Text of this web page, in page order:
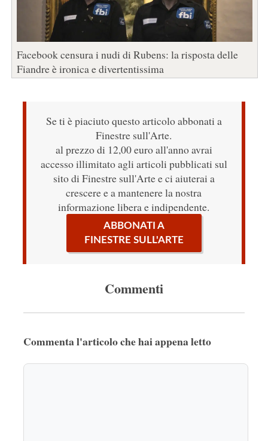
Facebook censura i nudi di Rubens: la risposta delle
Fiandre è ironica e divertentissima
Se ti è piaciuto questo articolo abbonati a
Finestre sull'Arte.
al prezzo di 12,00 euro all'anno avrai
accesso illimitato agli articoli pubblicati sul
sito di Finestre sull'Arte e ci aiuterai a
crescere e a mantenere la nostra
informazione libera e indipendente.
ABBONATI A
FINESTRE SULL'ARTE
Commenti
Commenta l'articolo che hai appena letto